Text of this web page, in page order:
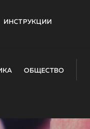
ИНСТРУКЦИИ
ОБЩЕСТВО